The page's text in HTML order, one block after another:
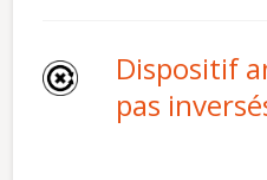
Dispositif
pas